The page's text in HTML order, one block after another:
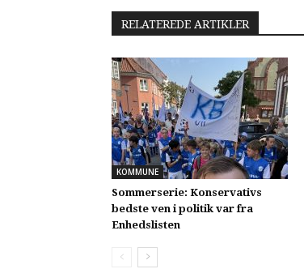
RELATEREDE ARTIKLER
KOMMUNE
Sommerserie: Konservativs
bedste ven i politik var fra
Enhedslisten